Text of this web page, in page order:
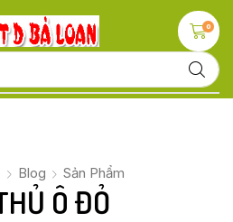
0
Blog Sản Phẩm
Ô ĐỎ